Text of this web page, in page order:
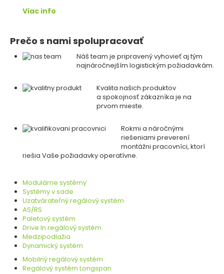
Viac info
Prečo s nami spolupracovať
Náš team je pripravený vyhovieť aj tým
najnáročnejším logistickým požiadavkám.
Kvalita našich produktov
a spokojnosť zákazníka je na
prvom mieste.
Rokmi a náročnými
riešeniami preverení
montážni pracovníci, ktorí
riešia Vaše požiadavky operatívne.
Modulárne systémy
Systémy v sade
Uzatvárateľný regálový systém
AS/RS
Paletový systém
Drive In regálový systém
Medzipodlažia
Dynamický systém
Mobilný regálový systém
Regálový systém Longspan